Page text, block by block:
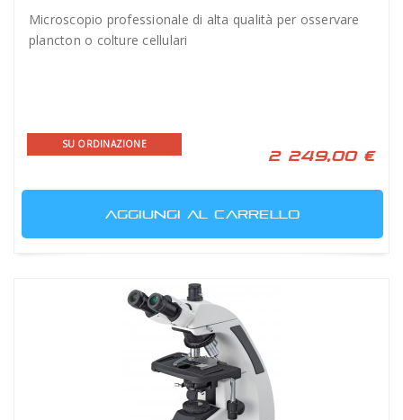
Microscopio professionale di alta qualità per osservare
plancton o colture cellulari
SU ORDINAZIONE
2 249,00 €
AGGIUNGI AL CARRELLO